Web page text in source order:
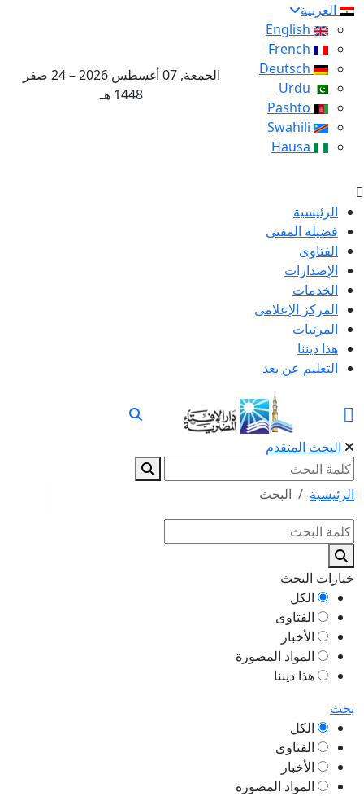
العربية
الجمعة, 07 أغسطس 2026 – 24 صفر
1448 هـ
الرئيسية
فضيلة المفتى
الفتاوى
الإصدارات
الخدمات
المركز الإعلامى
المرئيات
هذا ديننا
التعليم عن بعد
البحث المتقدم
الرئيسية البحث
خيارات البحث
الكل
الفتاوى
الأخبار
المواد المصورة
هذا ديننا
بحث
الكل
الفتاوى
الأخبار
المواد المصورة